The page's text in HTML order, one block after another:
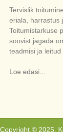
Tervislik
eriala, harrastus
Toitumistarkuse
soovist jagada
teadmisi ja leitud
Loe edasi...
Copyright © 2025.